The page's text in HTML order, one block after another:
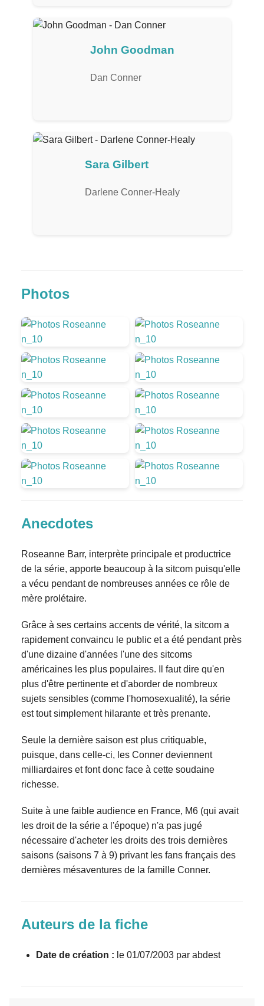
John Goodman
Dan Conner
Sara Gilbert
Darlene Conner-Healy
Photos
Anecdotes
Roseanne Barr, interprète principale et productrice
de la série, apporte beaucoup à la sitcom puisqu'elle
a vécu pendant de nombreuses années ce rôle de
mère prolétaire.
Grâce à ses certains accents de vérité, la sitcom a
rapidement convaincu le public et a été pendant près
d'une dizaine d'années l'une des sitcoms
américaines les plus populaires. Il faut dire qu'en
plus d'être pertinente et d'aborder de nombreux
sujets sensibles (comme l'homosexualité), la série
est tout simplement hilarante et très prenante.
Seule la dernière saison est plus critiquable,
puisque, dans celle-ci, les Conner deviennent
milliardaires et font donc face à cette soudaine
richesse.
Suite à une faible audience en France, M6 (qui avait
les droit de la série a l'époque) n'a pas jugé
nécessaire d'acheter les droits des trois dernières
saisons (saisons 7 à 9) privant les fans français des
dernières mésaventures de la famille Conner.
Auteurs de la fiche
Date de création : le 01/07/2003 par abdest